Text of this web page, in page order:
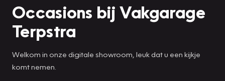
Occasions bij Vakgarage
Terpstra
Welkom in onze digitale showroom, leuk dat u een kijkje
komt nemen.